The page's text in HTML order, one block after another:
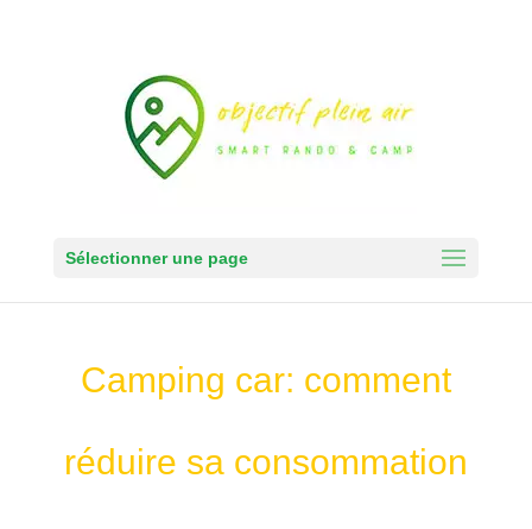
Sélectionner une page
Camping car: comment
réduire sa consommation